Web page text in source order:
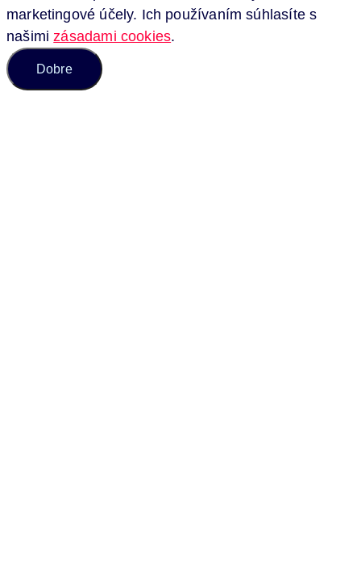
marketingové účely. Ich používaním súhlasíte s
našimizásadami cookies.
Dobre